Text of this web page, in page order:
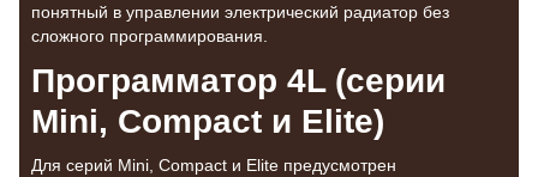
понятный в управлении электрический радиатор без
сложного программирования.
Программатор 4L (серии
Mini, Compact и Elite)
Для серий Mini, Compact и Elite предусмотрен